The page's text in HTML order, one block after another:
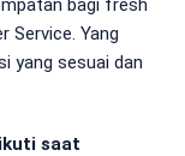
bagi fresh
Service. Yang
yang sesuai dan
saat